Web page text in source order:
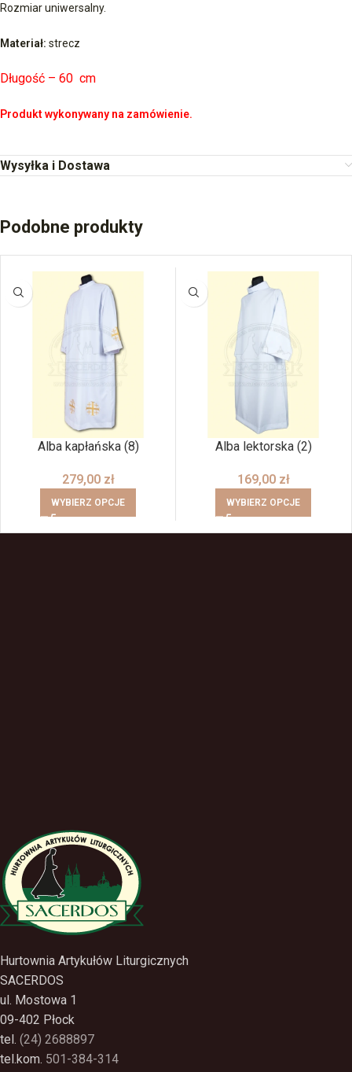
Rozmiar uniwersalny.
Materiał: strecz
Długość – 60 cm
Produkt wykonywany na zamówienie.
Wysyłka i Dostawa
Podobne produkty
Alba kapłańska (8)
279,00 zł
WYBIERZ OPCJE
Alba lektorska (2)
169,00 zł
WYBIERZ OPCJE
Hurtownia Artykułów Liturgicznych
SACERDOS
ul. Mostowa 1
09-402 Płock
tel. (24) 2688897
tel.kom. 501-384-314